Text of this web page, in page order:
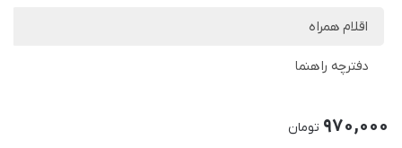
اقلام همراه
دفترچه راهنما
970,000 تومان